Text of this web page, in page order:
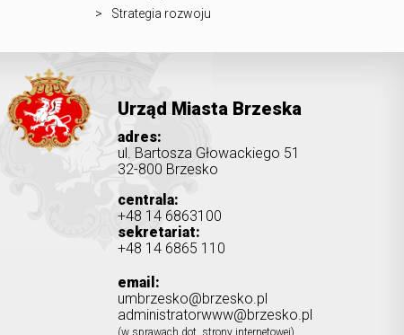
Strategia rozwoju
Urząd Miasta Brzeska
adres:
ul. Bartosza Głowackiego 51
32-800 Brzesko
centrala:
+48 14 6863100
sekretariat:
+48 14 6865 110
email:
umbrzesko@brzesko.pl
administratorwww@brzesko.pl